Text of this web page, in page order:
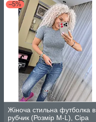
–5%
Жіноча стильна футболка в
рубчик (Розмір М-L), Сіра